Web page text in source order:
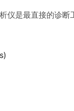
仪是最直接的诊断